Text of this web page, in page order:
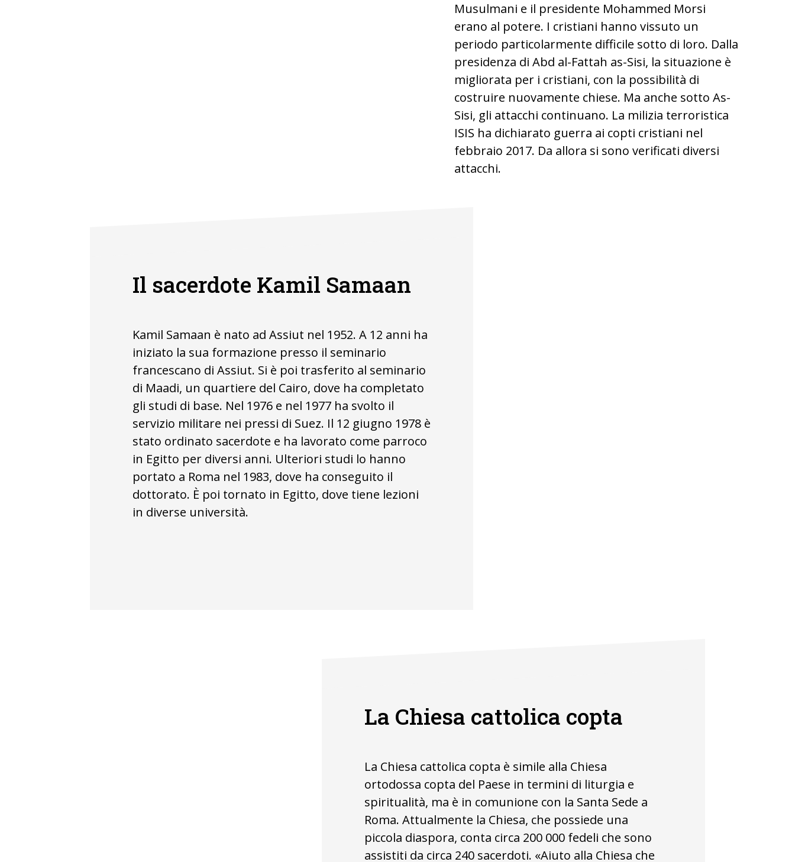
Musulmani e il presidente Mohammed Morsi
erano al potere. I cristiani hanno vissuto un
periodo particolarmente difficile sotto di loro. Dalla
presidenza di Abd al-Fattah as-Sisi, la situazione è
migliorata per i cristiani, con la possibilità di
costruire nuovamente chiese. Ma anche sotto As-
Sisi, gli attacchi continuano. La milizia terroristica
ISIS ha dichiarato guerra ai copti cristiani nel
febbraio 2017. Da allora si sono verificati diversi
attacchi.
Il sacerdote Kamil Samaan
Kamil Samaan è nato ad Assiut nel 1952. A 12 anni ha
iniziato la sua formazione presso il seminario
francescano di Assiut. Si è poi trasferito al seminario
di Maadi, un quartiere del Cairo, dove ha completato
gli studi di base. Nel 1976 e nel 1977 ha svolto il
servizio militare nei pressi di Suez. Il 12 giugno 1978 è
stato ordinato sacerdote e ha lavorato come parroco
in Egitto per diversi anni. Ulteriori studi lo hanno
portato a Roma nel 1983, dove ha conseguito il
dottorato. È poi tornato in Egitto, dove tiene lezioni
in diverse università.
La Chiesa cattolica copta
La Chiesa cattolica copta è simile alla Chiesa
ortodossa copta del Paese in termini di liturgia e
spiritualità, ma è in comunione con la Santa Sede a
Roma. Attualmente la Chiesa, che possiede una
piccola diaspora, conta circa 200 000 fedeli che sono
assistiti da circa 240 sacerdoti. «Aiuto alla Chiesa che